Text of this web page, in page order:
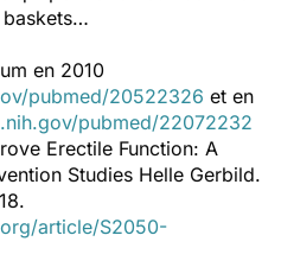
en 2010
pubmed/20522326 et en
pubmed/22072232
Erectile Function: A
Studies Helle Gerbild.
article/S2050-